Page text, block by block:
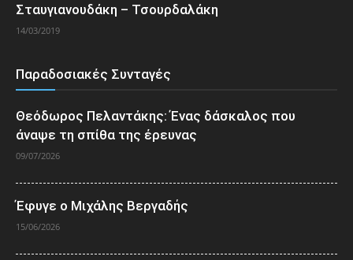
Σταυγιανουδάκη – Τσουρδαλάκη
14/03/2019
Παραδοσιακές Συνταγές
Θεόδωρος Πελαντάκης: Ένας δάσκαλος που
άναψε τη σπίθα της έρευνας
09/07/2026
Έφυγε ο Μιχάλης Βεργαδής
15/06/2026